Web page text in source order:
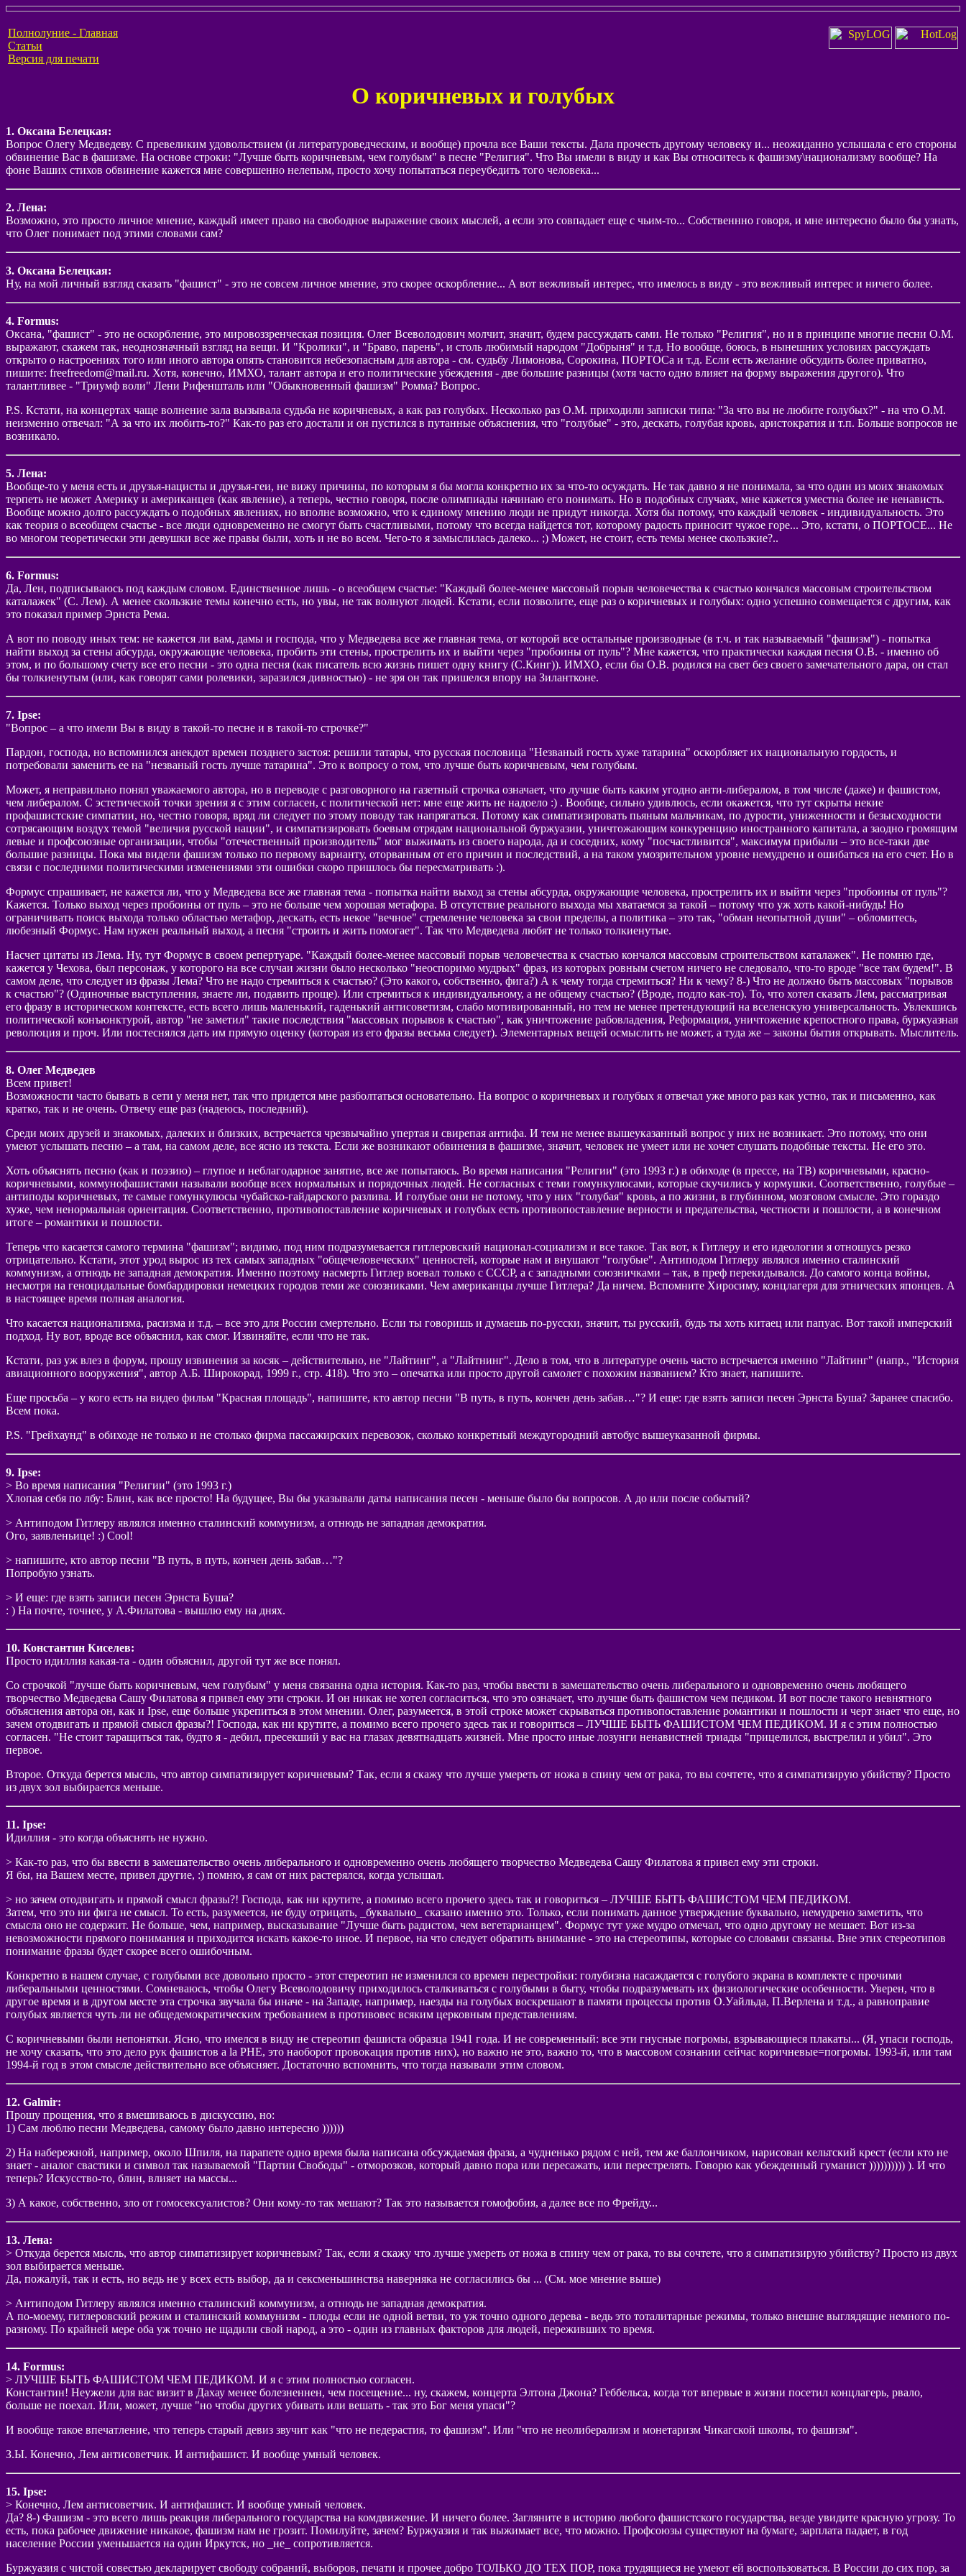
Полнолуние - Главная
Статьи
Версия для печати
О коричневых и голубых
1. Оксана Белецкая:
Вопрос Олегу Медведеву. С превеликим удовольствием (и литературоведческим, и вообще) прочла все Ваши тексты. Дала прочесть другому человеку и... неожиданно услышала с его стороны
обвинение Вас в фашизме. На основе строки: "Лучше быть коричневым, чем голубым" в песне "Религия". Что Вы имели в виду и как Вы относитесь к фашизму\национализму вообще? На
фоне Ваших стихов обвинение кажется мне совершенно нелепым, просто хочу попытаться переубедить того человека...
2. Лена:
Возможно, это просто личное мнение, каждый имеет право на свободное выражение своих мыслей, а если это совпадает еще с чьим-то... Собственнно говоря, и мне интересно было бы узнать,
что Олег понимает под этими словами сам?
3. Оксана Белецкая:
Ну, на мой личный взгляд сказать "фашист" - это не совсем личное мнение, это скорее оскорбление... А вот вежливый интерес, что имелось в виду - это вежливый интерес и ничего более.
4. Formus:
Оксана, "фашист" - это не оскорбление, это мировоззренческая позиция. Олег Всеволодович молчит, значит, будем рассуждать сами. Не только "Религия", но и в принципе многие песни О.М.
выражают, скажем так, неоднозначный взгляд на вещи. И "Кролики", и "Браво, парень", и столь любимый народом "Добрыня" и т.д. Но вообще, боюсь, в нынешних условиях рассуждать
открыто о настроениях того или иного автора опять становится небезопасным для автора - см. судьбу Лимонова, Сорокина, ПОРТОСа и т.д. Если есть желание обсудить более приватно,
пишите: freefreedom@mail.ru. Хотя, конечно, ИМХО, талант автора и его политические убеждения - две большие разницы (хотя часто одно влияет на форму выражения другого). Что
талантливее - "Триумф воли" Лени Рифеншталь или "Обыкновенный фашизм" Ромма? Вопрос.
P.S. Кстати, на концертах чаще волнение зала вызывала судьба не коричневых, а как раз голубых. Несколько раз О.М. приходили записки типа: "За что вы не любите голубых?" - на что О.М.
неизменно отвечал: "А за что их любить-то?" Как-то раз его достали и он пустился в путанные объяснения, что "голубые" - это, дескать, голубая кровь, аристократия и т.п. Больше вопросов не
возникало.
5. Лена:
Вообще-то у меня есть и друзья-нацисты и друзья-геи, не вижу причины, по которым я бы могла конкретно их за что-то осуждать. Не так давно я не понимала, за что один из моих знакомых
терпеть не может Америку и американцев (как явление), а теперь, честно говоря, после олимпиады начинаю его понимать. Но в подобных случаях, мне кажется уместна более не ненависть.
Вообще можно долго рассуждать о подобных явлениях, но вполне возможно, что к единому мнению люди не придут никогда. Хотя бы потому, что каждый человек - индивидуальность. Это
как теория о всеобщем счастье - все люди одновременно не смогут быть счастливыми, потому что всегда найдется тот, которому радость приносит чужое горе... Это, кстати, о ПОРТОСЕ... Не
во многом теоретически эти девушки все же правы были, хоть и не во всем. Чего-то я замыслилась далеко... ;) Может, не стоит, есть темы менее скользкие?..
6. Formus:
Да, Лен, подписываюсь под каждым словом. Единственное лишь - о всеобщем счастье: "Каждый более-менее массовый порыв человечества к счастью кончался массовым строительством
каталажек" (С. Лем). А менее скользкие темы конечно есть, но увы, не так волнуют людей. Кстати, если позволите, еще раз о коричневых и голубых: одно успешно совмещается с другим, как
это показал пример Эрнста Рема.
А вот по поводу иных тем: не кажется ли вам, дамы и господа, что у Медведева все же главная тема, от которой все остальные производные (в т.ч. и так называемый "фашизм") - попытка
найти выход за стены абсурда, окружающие человека, пробить эти стены, прострелить их и выйти через "пробоины от пуль"? Мне кажется, что практически каждая песня О.В. - именно об
этом, и по большому счету все его песни - это одна песня (как писатель всю жизнь пишет одну книгу (С.Кинг)). ИМХО, если бы О.В. родился на свет без своего замечательного дара, он стал
бы толкиенутым (или, как говорят сами ролевики, заразился дивностью) - не зря он так пришелся впору на Зилантконе.
7. Ipse:
"Вопрос – а что имели Вы в виду в такой-то песне и в такой-то строчке?"
Пардон, господа, но вспомнился анекдот времен позднего застоя: решили татары, что русская пословица "Незваный гость хуже татарина" оскорбляет их национальную гордость, и
потребовали заменить ее на "незваный гость лучше татарина". Это к вопросу о том, что лучше быть коричневым, чем голубым.
Может, я неправильно понял уважаемого автора, но в переводе с разговорного на газетный строчка означает, что лучше быть каким угодно анти-либералом, в том числе (даже) и фашистом,
чем либералом. С эстетической точки зрения я с этим согласен, с политической нет: мне еще жить не надоело :) . Вообще, сильно удивлюсь, если окажется, что тут скрыты некие
профашистские симпатии, но, честно говоря, вряд ли следует по этому поводу так напрягаться. Потому как симпатизировать пьяным мальчикам, по дурости, униженности и безысходности
сотрясающим воздух темой "величия русской нации", и симпатизировать боевым отрядам национальной буржуазии, уничтожающим конкуренцию иностранного капитала, а заодно громящим
левые и профсоюзные организации, чтобы "отечественный производитель" мог выжимать из своего народа, да и соседних, кому "посчастливится", максимум прибыли – это все-таки две
большие разницы. Пока мы видели фашизм только по первому варианту, оторванным от его причин и последствий, а на таком умозрительном уровне немудрено и ошибаться на его счет. Но в
связи с последними политическими изменениями эти ошибки скоро пришлось бы пересматривать :).
Формус спрашивает, не кажется ли, что у Медведева все же главная тема - попытка найти выход за стены абсурда, окружающие человека, прострелить их и выйти через "пробоины от пуль"?
Кажется. Только выход через пробоины от пуль – это не больше чем хорошая метафора. В отсутствие реального выхода мы хватаемся за такой – потому что уж хоть какой-нибудь! Но
ограничивать поиск выхода только областью метафор, дескать, есть некое "вечное" стремление человека за свои пределы, а политика – это так, "обман неопытной души" – обломитесь,
любезный Формус. Нам нужен реальный выход, а песня "строить и жить помогает". Так что Медведева любят не только толкиенутые.
Насчет цитаты из Лема. Ну, тут Формус в своем репертуаре. "Каждый более-менее массовый порыв человечества к счастью кончался массовым строительством каталажек". Не помню где,
кажется у Чехова, был персонаж, у которого на все случаи жизни было несколько "неоспоримо мудрых" фраз, из которых ровным счетом ничего не следовало, что-то вроде "все там будем!". В
самом деле, что следует из фразы Лема? Что не надо стремиться к счастью? (Это какого, собственно, фига?) А к чему тогда стремиться? Ни к чему? 8-) Что не должно быть массовых "порывов
к счастью"? (Одиночные выступления, знаете ли, подавить проще). Или стремиться к индивидуальному, а не общему счастью? (Вроде, подло как-то). То, что хотел сказать Лем, рассматривая
его фразу в историческом контексте, есть всего лишь маленький, гаденький антисоветизм, слабо мотивированный, но тем не менее претендующий на вселенскую универсальность. Увлекшись
политической конъюнктурой, автор "не заметил" такие последствия "массовых порывов к счастью", как уничтожение рабовладения, Реформация, уничтожение крепостного права, буржуазная
революция и проч. Или постеснялся дать им прямую оценку (которая из его фразы весьма следует). Элементарных вещей осмыслить не может, а туда же – законы бытия открывать. Мыслитель.
8. Олег Медведев
Всем привет!
Возможности часто бывать в сети у меня нет, так что придется мне разболтаться основательно. На вопрос о коричневых и голубых я отвечал уже много раз как устно, так и письменно, как
кратко, так и не очень. Отвечу еще раз (надеюсь, последний).
Среди моих друзей и знакомых, далеких и близких, встречается чрезвычайно упертая и свирепая антифа. И тем не менее вышеуказанный вопрос у них не возникает. Это потому, что они
умеют услышать песню – а там, на самом деле, все ясно из текста. Если же возникают обвинения в фашизме, значит, человек не умеет или не хочет слушать подобные тексты. Не его это.
Хоть объяснять песню (как и поэзию) – глупое и неблагодарное занятие, все же попытаюсь. Во время написания "Религии" (это 1993 г.) в обиходе (в прессе, на ТВ) коричневыми, красно-
коричневыми, коммунофашистами называли вообще всех нормальных и порядочных людей. Не согласных с теми гомункулюсами, которые скучились у кормушки. Соответственно, голубые –
антиподы коричневых, те самые гомункулюсы чубайско-гайдарского разлива. И голубые они не потому, что у них "голубая" кровь, а по жизни, в глубинном, мозговом смысле. Это гораздо
хуже, чем ненормальная ориентация. Соответственно, противопоставление коричневых и голубых есть противопоставление верности и предательства, честности и пошлости, а в конечном
итоге – романтики и пошлости.
Теперь что касается самого термина "фашизм"; видимо, под ним подразумевается гитлеровский национал-социализм и все такое. Так вот, к Гитлеру и его идеологии я отношусь резко
отрицательно. Кстати, этот урод вырос из тех самых западных "общечеловеческих" ценностей, которые нам и внушают "голубые". Антиподом Гитлеру являлся именно сталинский
коммунизм, а отнюдь не западная демократия. Именно поэтому насмерть Гитлер воевал только с СССР, а с западными союзничками – так, в преф перекидывался. До самого конца войны,
несмотря на геноцидальные бомбардировки немецких городов теми же союзниками. Чем американцы лучше Гитлера? Да ничем. Вспомните Хиросиму, концлагеря для этнических японцев. А
в настоящее время полная аналогия.
Что касается национализма, расизма и т.д. – все это для России смертельно. Если ты говоришь и думаешь по-русски, значит, ты русский, будь ты хоть китаец или папуас. Вот такой имперский
подход. Ну вот, вроде все объяснил, как смог. Извиняйте, если что не так.
Кстати, раз уж влез в форум, прошу извинения за косяк – действительно, не "Лайтинг", а "Лайтнинг". Дело в том, что в литературе очень часто встречается именно "Лайтинг" (напр., "История
авиационного вооружения", автор А.Б. Широкорад, 1999 г., стр. 418). Что это – опечатка или просто другой самолет с похожим названием? Кто знает, напишите.
Еще просьба – у кого есть на видео фильм "Красная площадь", напишите, кто автор песни "В путь, в путь, кончен день забав…"? И еще: где взять записи песен Эрнста Буша? Заранее спасибо.
Всем пока.
P.S. "Грейхаунд" в обиходе не только и не столько фирма пассажирских перевозок, сколько конкретный междугородний автобус вышеуказанной фирмы.
9. Ipse:
> Во время написания "Религии" (это 1993 г.)
Хлопая себя по лбу: Блин, как все просто! На будущее, Вы бы указывали даты написания песен - меньше было бы вопросов. А до или после событий?
> Антиподом Гитлеру являлся именно сталинский коммунизм, а отнюдь не западная демократия.
Ого, заявленьице! :) Cool!
> напишите, кто автор песни "В путь, в путь, кончен день забав…"?
Попробую узнать.
> И еще: где взять записи песен Эрнста Буша?
: ) На почте, точнее, у А.Филатова - вышлю ему на днях.
10. Константин Киселев:
Просто идиллия какая-та - один объяснил, другой тут же все понял.
Cо строчкой "лучше быть коричневым, чем голубым" у меня связанна одна история. Как-то раз, чтобы ввести в замешательство очень либерального и одновременно очень любящего
творчество Медведева Сашу Филатова я привел ему эти строки. И он никак не хотел согласиться, что это означает, что лучше быть фашистом чем педиком. И вот после такого невнятного
объяснения автора он, как и Ipse, еще больше укрепиться в этом мнении. Олег, разумеется, в этой строке может скрываться противопоставление романтики и пошлости и черт знает что еще, но
зачем отодвигать и прямой смысл фразы?! Господа, как ни крутите, а помимо всего прочего здесь так и говориться – ЛУЧШЕ БЫТЬ ФАШИСТОМ ЧЕМ ПЕДИКОМ. И я с этим полностью
согласен. "Не стоит таращиться так, будто я - дебил, пресекший у вас на глазах девятнадцать жизней. Мне просто иные лозунги ненавистней триады "прицелился, выстрелил и убил". Это
первое.
Второе. Откуда берется мысль, что автор симпатизирует коричневым? Так, если я скажу что лучше умереть от ножа в спину чем от рака, то вы сочтете, что я симпатизирую убийству? Просто
из двух зол выбирается меньше.
11. Ipse:
Идиллия - это когда объяснять не нужно.
> Как-то раз, что бы ввести в замешательство очень либерального и одновременно очень любящего творчество Медведева Сашу Филатова я привел ему эти строки.
Я бы, на Вашем месте, привел другие, :) помню, я сам от них растерялся, когда услышал.
> но зачем отодвигать и прямой смысл фразы?! Господа, как ни крутите, а помимо всего прочего здесь так и говориться – ЛУЧШЕ БЫТЬ ФАШИСТОМ ЧЕМ ПЕДИКОМ.
Затем, что это ни фига не смысл. То есть, разумеется, не буду отрицать, _буквально_ сказано именно это. Только, если понимать данное утверждение буквально, немудрено заметить, что
смысла оно не содержит. Не больше, чем, например, высказывание "Лучше быть радистом, чем вегетарианцем". Формус тут уже мудро отмечал, что одно другому не мешает. Вот из-за
невозможности прямого понимания и приходится искать какое-то иное. И первое, на что следует обратить внимание - это на стереотипы, которые со словами связаны. Вне этих стереотипов
понимание фразы будет скорее всего ошибочным.
Конкретно в нашем случае, с голубыми все довольно просто - этот стереотип не изменился со времен перестройки: голубизна насаждается с голубого экрана в комплекте с прочими
либеральными ценностями. Сомневаюсь, чтобы Олегу Всеволодовичу приходилось сталкиваться с голубыми в быту, чтобы подразумевать их физиологические особенности. Уверен, что в
другое время и в другом месте эта строчка звучала бы иначе - на Западе, например, наезды на голубых воскрешают в памяти процессы против О.Уайльда, П.Верлена и т.д., а равноправие
голубых является чуть ли не общедемократическим требованием в противовес всяким церковным представлениям.
С коричневыми были непонятки. Ясно, что имелся в виду не стереотип фашиста образца 1941 года. И не современный: все эти гнусные погромы, взрывающиеся плакаты... (Я, упаси господь,
не хочу сказать, что это дело рук фашистов a la РНЕ, это наоборот провокация против них), но важно не это, важно то, что в массовом сознании сейчас коричневые=погромы. 1993-й, или там
1994-й год в этом смысле действительно все объясняет. Достаточно вспомнить, что тогда называли этим словом.
12. Galmir:
Прошу прощения, что я вмешиваюсь в дискуссию, но:
1) Сам люблю песни Медведева, самому было давно интересно ))))))
2) На набережной, например, около Шпиля, на парапете одно время была написана обсуждаемая фраза, а чудненько рядом с ней, тем же баллончиком, нарисован кельтский крест (если кто не
знает - аналог свастики и символ так называемой "Партии Свободы" - отморозков, который давно пора или пересажать, или перестрелять. Говорю как убежденный гуманист )))))))))) ). И что
теперь? Искусство-то, блин, влияет на массы...
3) А какое, собственно, зло от гомосексуалистов? Они кому-то так мешают? Так это называется гомофобия, а далее все по Фрейду...
13. Лена:
> Откуда берется мысль, что автор симпатизирует коричневым? Так, если я скажу что лучше умереть от ножа в спину чем от рака, то вы сочтете, что я симпатизирую убийству? Просто из двух
зол выбирается меньше.
Да, пожалуй, так и есть, но ведь не у всех есть выбор, да и сексменьшинства наверняка не согласились бы ... (См. мое мнение выше)
> Антиподом Гитлеру являлся именно сталинский коммунизм, а отнюдь не западная демократия.
А по-моему, гитлеровский режим и сталинский коммунизм - плоды если не одной ветви, то уж точно одного дерева - ведь это тоталитарные режимы, только внешне выглядящие немного по-
разному. По крайней мере оба уж точно не щадили свой народ, а это - один из главных факторов для людей, переживших то время.
14. Formus:
> ЛУЧШЕ БЫТЬ ФАШИСТОМ ЧЕМ ПЕДИКОМ. И я с этим полностью согласен.
Константин! Неужели для вас визит в Дахау менее болезненнен, чем посещение... ну, скажем, концерта Элтона Джона? Геббельса, когда тот впервые в жизни посетил концлагерь, рвало,
больше не поехал. Или, может, лучше "но чтобы других убивать или вешать - так это Бог меня упаси"?
И вообще такое впечатление, что теперь старый девиз звучит как "что не педерастия, то фашизм". Или "что не неолиберализм и монетаризм Чикагской школы, то фашизм".
З.Ы. Конечно, Лем антисоветчик. И антифашист. И вообще умный человек.
15. Ipse:
> Конечно, Лем антисоветчик. И антифашист. И вообще умный человек.
Да? 8-) Фашизм - это всего лишь реакция либерального государства на комдвижение. И ничего более. Загляните в историю любого фашистского государства, везде увидите красную угрозу. То
есть, пока рабочее движение никакое, фашизм нам не грозит. Помилуйте, зачем? Буржуазия и так выжимает все, что можно. Профсоюзы существуют на бумаге, зарплата падает, в год
население России уменьшается на один Иркутск, но _не_ сопротивляется.
Буржуазия с чистой совестью декларирует свободу собраний, выборов, печати и прочее добро ТОЛЬКО ДО ТЕХ ПОР, пока трудящиеся не умеют ей воспользоваться. В России до сих пор, за